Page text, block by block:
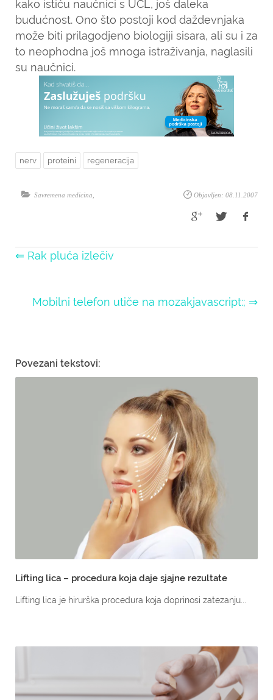
kako ističu naučnici s UCL, još daleka
budućnost. Ono što postoji kod daždevnjaka
može biti prilagodjeno biologiji sisara, ali su i za
to neophodna još mnoga istraživanja, naglasili
su naučnici.
nerv proteini regeneracija
Objavljen: 08.11.2007
Savremena medicina
⇐ Rak pluća izlečiv
Mobilni telefon utiče na mozakjavascript:; ⇒
Povezani tekstovi:
Lifting lica – procedura koja daje sjajne rezultate
Lifting lica je hirurška procedura koja doprinosi zatezanju...